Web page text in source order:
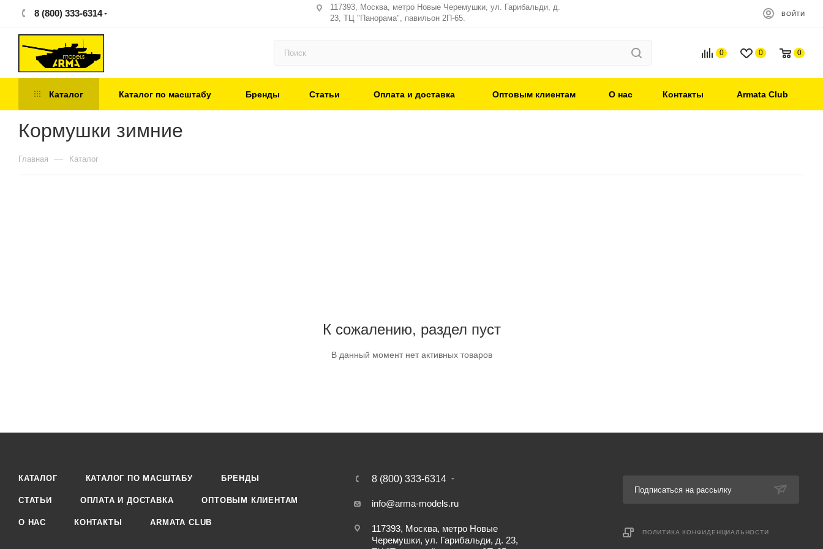
8 (800) 333-6314
117393, Москва, метро Новые Черемушки, ул. Гарибальди, д.
23, ТЦ "Панорама", павильон 2П-65.
ВОЙТИ
0 0 0
Каталог Каталог по масштабу Бренды Статьи Оплата и доставка Оптовым клиентам О нас Контакты Armata Club
Кормушки зимние
Главная — Каталог
К сожалению, раздел пуст
В данный момент нет активных товаров
КАТАЛОГ КАТАЛОГ ПО МАСШТАБУ БРЕНДЫ
СТАТЬИ ОПЛАТА И ДОСТАВКА ОПТОВЫМ КЛИЕНТАМ
О НАС КОНТАКТЫ ARMATA CLUB
8 (800) 333-6314
info@arma-models.ru
117393, Москва, метро Новые
Черемушки, ул. Гарибальди, д. 23,
Подписаться на рассылку
ПОЛИТИКА КОНФИДЕНЦИАЛЬНОСТИ